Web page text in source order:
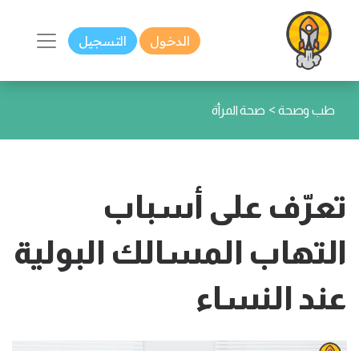
الدخول التسجيل
طب وصحة > صحة المرأة
تعرّف على أسباب
التهاب المسالك البولية
عند النساء